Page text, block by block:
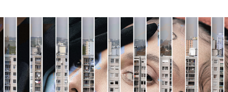
Pro děti
edu
Vše o ČT